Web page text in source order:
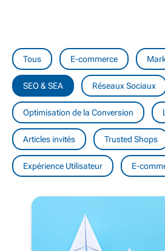
Tous E-commerce
SEO & SEA Réseaux Sociaux
Optimisation de la Conversion
Articles invités Trusted Shops
Expérience Utilisateur E-